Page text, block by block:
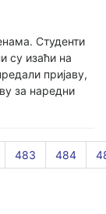
Студенти
су изаћи на
пријаву,
за наредни
483 484